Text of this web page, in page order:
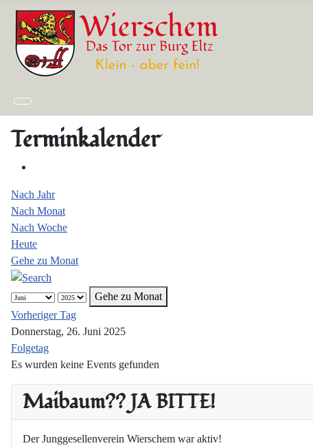
Maibaum?? JA BITTE!
Der Junggesellenverein Wierschem war aktiv!
Terminkalender
Nach Jahr
Nach Monat
Nach Woche
Heute
Gehe zu Monat
Gehe zu Monat
Vorheriger Tag
Donnerstag, 26. Juni 2025
Folgetag
Es wurden keine Events gefunden